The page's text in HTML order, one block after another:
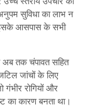
सुविधा का लाभ न
इसके आसपास के सभी
अब तक चंपावत सहित
जांचों के लिए
गंभीर रोगियों और
का कारण बनता था।